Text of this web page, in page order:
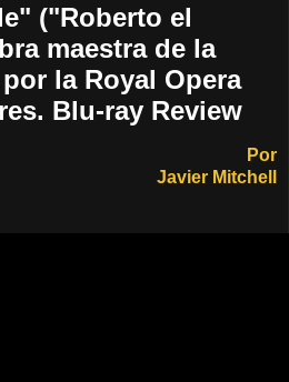
("Roberto el
maestra de la
la Royal Opera
Blu-ray Review
Por
Javier Mitchell